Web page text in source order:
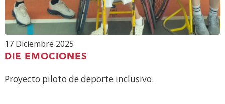
17 Diciembre 2025
DIE EMOCIONES
Proyecto piloto de deporte inclusivo.